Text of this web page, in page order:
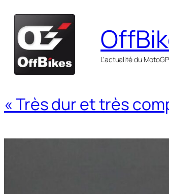
Aller
contenu
L'actualité du
« Très dur et très